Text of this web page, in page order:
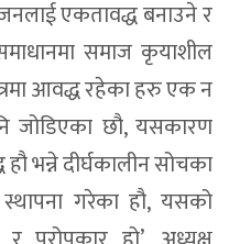
एकतावद्ध बनाउने र
समाज कृयाशील
आवद्ध रहेका हरु एक न
जोडिएका छौ, यसकारण
भन्ने दीर्घकालीन सोचका
गरेका हौ, यसको